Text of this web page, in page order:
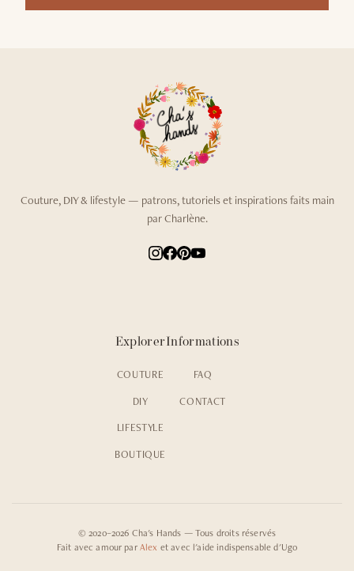
Couture, DIY & lifestyle — patrons, tutoriels et inspirations faits main
par Charlène.
Explorer
COUTURE
DIY
LIFESTYLE
BOUTIQUE
Informations
FAQ
CONTACT
© 2020–2026 Cha's Hands — Tous droits réservés
Fait avec amour par Alex et avec l'aide indispensable d'Ugo